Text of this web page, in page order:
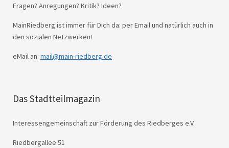
Fragen? Anregungen? Kritik? Ideen?
MainRiedberg ist immer für Dich da: per Email und natürlich auch in
den sozialen Netzwerken!
eMail an: mail@main-riedberg.de
Das Stadtteilmagazin
Interessengemeinschaft zur Förderung des Riedberges e.V.
Riedbergallee 51